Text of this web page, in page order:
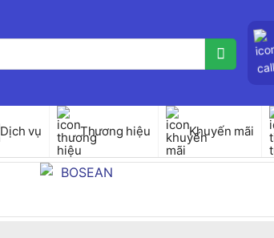
Dịch vụ Thương hiệu Khuyến mãi